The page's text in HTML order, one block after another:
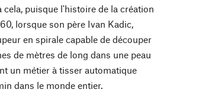
puisque l'histoire de la création
lorsque son père Ivan Kadic,
en spirale capable de découper
de mètres de long dans une peau
un métier à tisser automatique
dans le monde entier.